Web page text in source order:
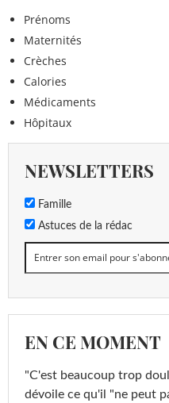
Prénoms
Maternités
Crèches
Calories
Médicaments
Hôpitaux
NEWSLETTERS
Famille
Astuces de la rédac
EN CE MOMENT
"C'est beaucoup trop
dévoile ce qu'il "ne peut